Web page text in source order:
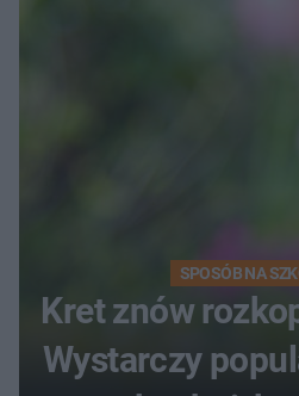
SPOSÓB NA
Kret znów
Wystarczy